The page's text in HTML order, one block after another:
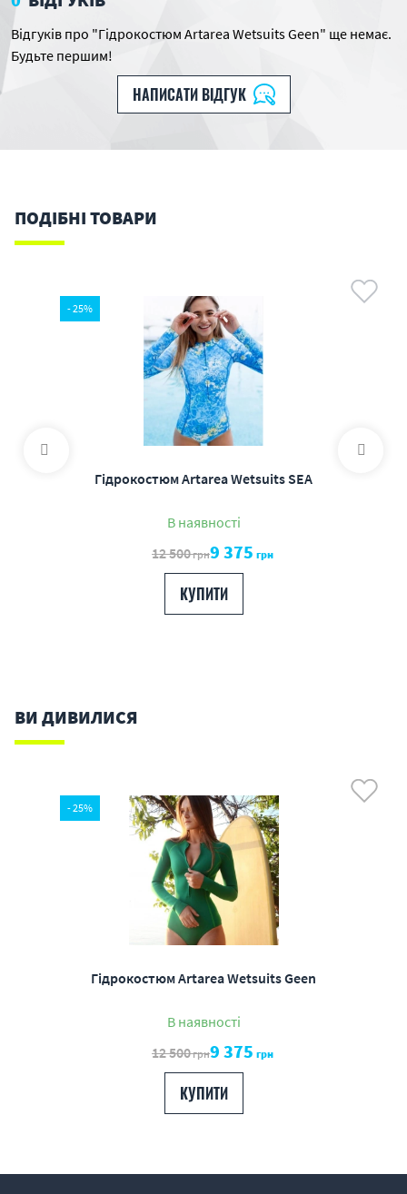
Відгуків про "Гідрокостюм Artarea Wetsuits Geen" ще немає.
Будьте першим!
НАПИСАТИ ВІДГУК
ПОДІБНІ ТОВАРИ
- 25%
Гідрокостюм Artarea Wetsuits SEA
В наявності
12 500грн9 375 грн
КУПИТИ
ВИ ДИВИЛИСЯ
- 25%
Гідрокостюм Artarea Wetsuits Geen
В наявності
12 500грн9 375 грн
КУПИТИ